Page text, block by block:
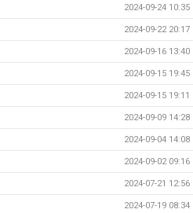
2024-09-24 10:35
2024-09-22 20:17
2024-09-16 13:40
2024-09-15 19:45
2024-09-15 19:11
2024-09-09 14:28
2024-09-04 14:08
2024-09-02 09:16
2024-07-21 12:56
2024-07-19 08:34